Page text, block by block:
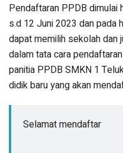
Pendaftaran PPDB dimulai
s.d 12 Juni 2023 dan pada
dapat memilih sekolah dan
dalam tata cara
panitia PPDB SMKN 1
didik baru yang akan
Selamat mendaftar